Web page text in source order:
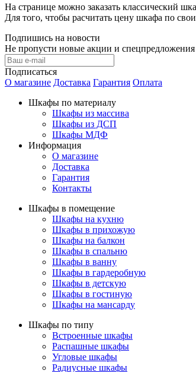
На странице можно заказать классический
Для того, чтобы расчитать цену шкафа по
Подпишись на новости
Не пропусти новые акции и спецпредложения
Подписаться
О магазине Доставка Гарантия Оплата
Шкафы по материалу
Шкафы из массива
Шкафы из ДСП
Шкафы МДФ
Информация
О магазине
Доставка
Гарантия
Контакты
Шкафы в помещение
Шкафы на кухню
Шкафы в прихожую
Шкафы на балкон
Шкафы в спальню
Шкафы в ванну
Шкафы в гардеробную
Шкафы в детскую
Шкафы в гостиную
Шкафы на мансарду
Шкафы по типу
Встроенные шкафы
Распашные шкафы
Угловые шкафы
Радиусные шкафы